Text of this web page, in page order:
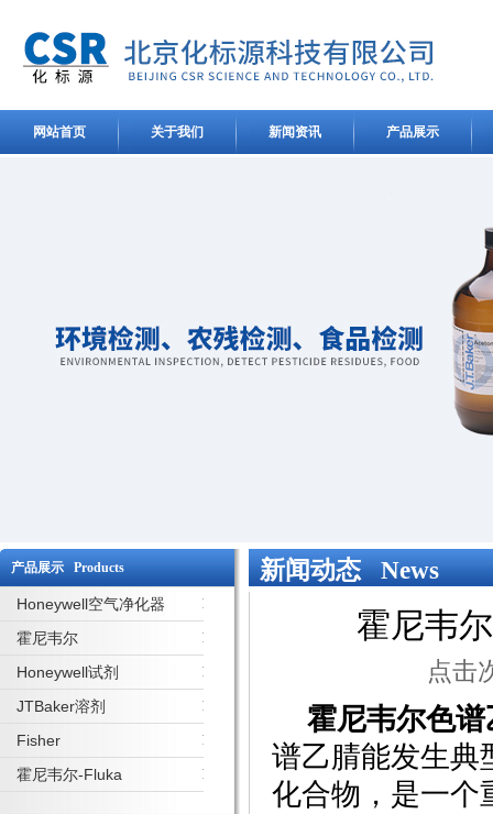
网站首页 关于我们 新闻资讯 产品展示
产品展示 Products
Honeywell空气净化器
霍尼韦尔
Honeywell试剂
JTBaker溶剂
Fisher
霍尼韦尔-Fluka
新闻动态 News
霍尼韦
点击
霍尼韦尔色谱
谱乙腈能发生典
化合物，是一个